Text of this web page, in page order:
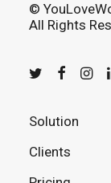
©
All Rights
Solution
Clients